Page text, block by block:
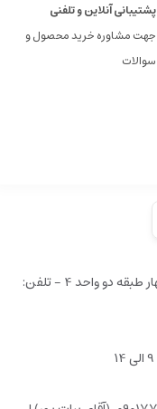
پشتیبانی آنلاین و تلفنی
جهت مشاوره خرید محصول و
سوالات
شیراز, خیابان ملاصدرا - کوچه 6 - ساختمان بهار طبقه دو واحد 4 - تلفن: